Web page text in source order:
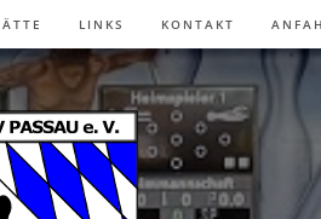
LINKS KONTAKT